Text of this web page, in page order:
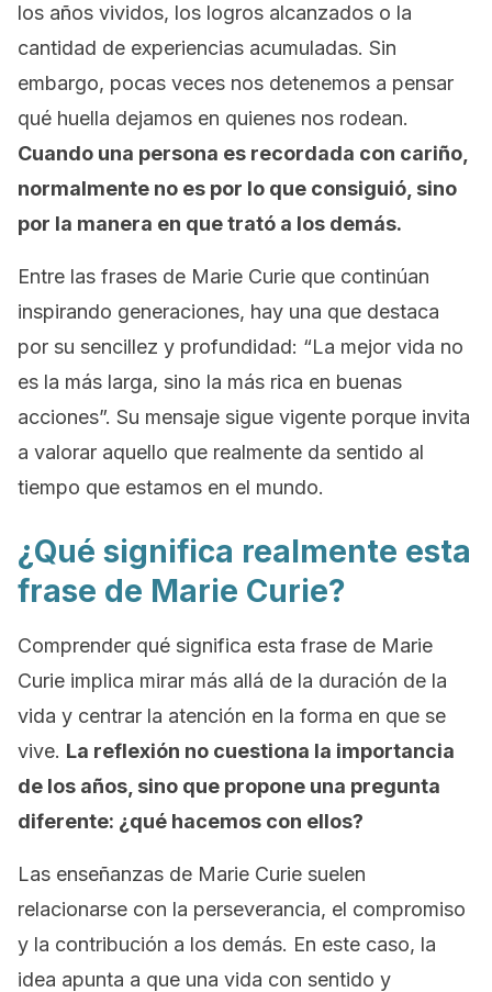
los años vividos, los logros alcanzados o la
cantidad de experiencias acumuladas. Sin
embargo, pocas veces nos detenemos a pensar
qué huella dejamos en quienes nos rodean.
Cuando una persona es recordada con cariño,
normalmente no es por lo que consiguió, sino
por la manera en que trató a los demás.
Entre las frases de Marie Curie que continúan
inspirando generaciones, hay una que destaca
por su sencillez y profundidad: “La mejor vida no
es la más larga, sino la más rica en buenas
acciones”. Su mensaje sigue vigente porque invita
a valorar aquello que realmente da sentido al
tiempo que estamos en el mundo.
¿Qué significa realmente esta
frase de Marie Curie?
Comprender qué significa esta frase de Marie
Curie implica mirar más allá de la duración de la
vida y centrar la atención en la forma en que se
vive. La reflexión no cuestiona la importancia
de los años, sino que propone una pregunta
diferente: ¿qué hacemos con ellos?
Las enseñanzas de Marie Curie suelen
relacionarse con la perseverancia, el compromiso
y la contribución a los demás. En este caso, la
idea apunta a que una vida con sentido y